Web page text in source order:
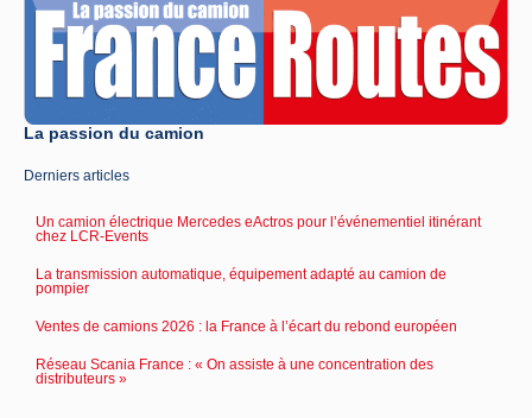
La passion du camion
Derniers articles
Un camion électrique Mercedes eActros pour l’événementiel itinérant
chez LCR-Events
La transmission automatique, équipement adapté au camion de
pompier
Ventes de camions 2026 : la France à l’écart du rebond européen
Réseau Scania France : « On assiste à une concentration des
distributeurs »